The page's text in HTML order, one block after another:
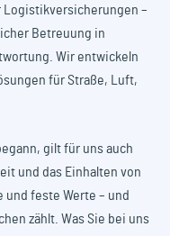
Logistikversicherungen –
Betreuung in
Wir entwickeln
für Straße, Luft,
gilt für uns auch
und das Einhalten von
und feste Werte – und
zählt. Was Sie bei uns